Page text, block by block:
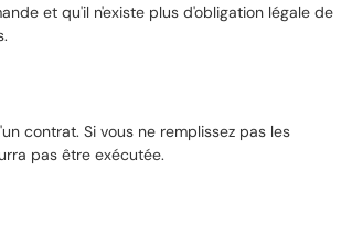
et qu'il n'existe plus d'obligation légale de
contrat. Si vous ne remplissez pas les
pas être exécutée.